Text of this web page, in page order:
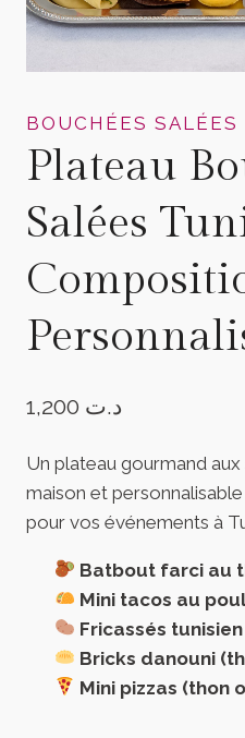
BOUCHÉES SALÉES
Plateau
Salées
د.ت
Un plateau gourmand
maison et
pour vos événements à
Batbout farci au
Mini tacos au
Fricassés
Bricks danouni
Mini pizzas (thon